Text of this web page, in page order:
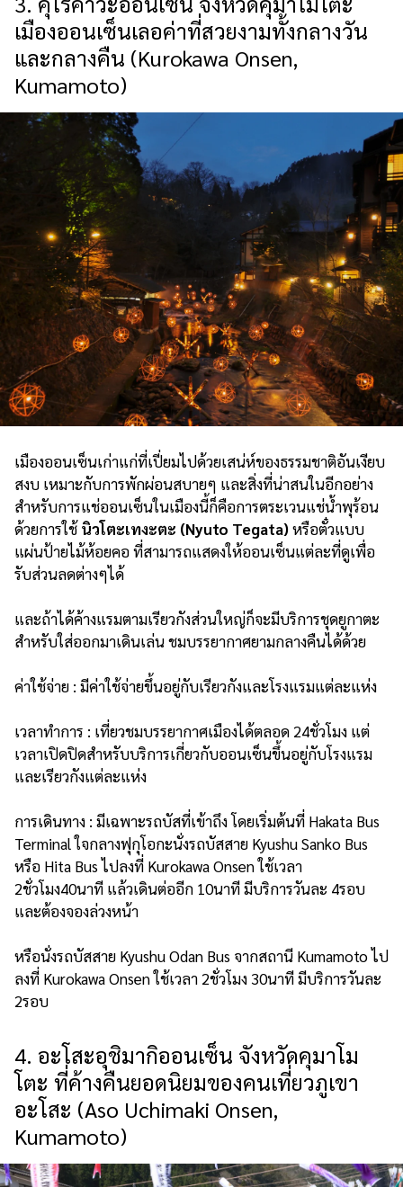
เมืองออนเซ็นเลอค่าที่สวยงามทั้งกลางวัน
และกลางคืน (Kurokawa Onsen,
Kumamoto)
เมืองออนเซ็นเก่าแก่ที่เปี่ยมไปด้วยเสน่ห์ของธรรมชาติอันเงียบ
สงบ เหมาะกับการพักผ่อนสบายๆ และสิ่งที่น่าสนในอีกอย่าง
สำหรับการแช่ออนเซ็นในเมืองนี้ก็คือการตระเวนแช่น้ำพุร้อน
ด้วยการใช้ นิวโตะเทงะตะ (Nyuto Tegata)หรือตั๋วแบบ
แผ่นป้ายไม้ห้อยคอ ที่สามารถแสดงให้ออนเซ็นแต่ละที่ดูเพื่อ
รับส่วนลดต่างๆได้
และถ้าได้ค้างแรมตามเรียวกังส่วนใหญ่ก็จะมีบริการชุดยูกาตะ
สำหรับใส่ออกมาเดินเล่น ชมบรรยากาศยามกลางคืนได้ด้วย
ค่าใช้จ่าย : มีค่าใช้จ่ายขึ้นอยู่กับเรียวกังและโรงแรมแต่ละแห่ง
เวลาทำการ : เที่ยวชมบรรยากาศเมืองได้ตลอด 24ชั่วโมง แต่
เวลาเปิดปิดสำหรับบริการเกี่ยวกับออนเซ็นขึ้นอยู่กับโรงแรม
และเรียวกังแต่ละแห่ง
การเดินทาง : มีเฉพาะรถบัสที่เข้าถึง โดยเริ่มต้นที่ Hakata Bus
Terminal ใจกลางฟุกุโอกะนั่งรถบัสสาย Kyushu Sanko Bus
หรือ Hita Bus ไปลงที่ Kurokawa Onsen ใช้เวลา
2ชั่วโมง40นาที แล้วเดินต่ออีก 10นาที มีบริการวันละ 4รอบ
และต้องจองล่วงหน้า
หรือนั่งรถบัสสาย Kyushu Odan Bus จากสถานี Kumamoto ไป
ลงที่ Kurokawa Onsen ใช้เวลา 2ชั่วโมง 30นาที มีบริการวันละ
2รอบ
4. อะโสะอุชิมากิออนเซ็น จังหวัดคุมาโม
โตะ ที่ค้างคืนยอดนิยมของคนเที่ยวภูเขา
อะโสะ (Aso Uchimaki Onsen,
Kumamoto)